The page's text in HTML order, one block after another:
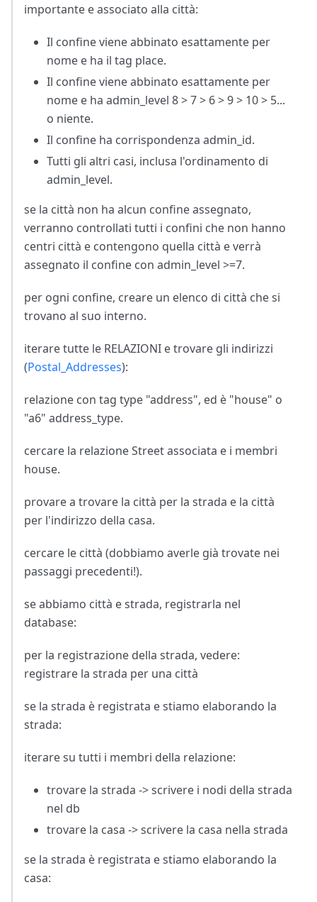
importante e associato alla città:
Il confine viene abbinato esattamente per
nome e ha il tag place.
Il confine viene abbinato esattamente per
nome e ha admin_level 8 > 7 > 6 > 9 > 10 > 5...
o niente.
Il confine ha corrispondenza admin_id.
Tutti gli altri casi, inclusa l'ordinamento di
admin_level.
se la città non ha alcun confine assegnato,
verranno controllati tutti i confini che non hanno
centri città e contengono quella città e verrà
assegnato il confine con admin_level >=7.
per ogni confine, creare un elenco di città che si
trovano al suo interno.
iterare tutte le RELAZIONI e trovare gli indirizzi
(Postal_Addresses):
relazione con tag type "address", ed è "house" o
"a6" address_type.
cercare la relazione Street associata e i membri
house.
provare a trovare la città per la strada e la città
per l'indirizzo della casa.
cercare le città (dobbiamo averle già trovate nei
passaggi precedenti!).
se abbiamo città e strada, registrarla nel
database:
per la registrazione della strada, vedere:
registrare la strada per una città
se la strada è registrata e stiamo elaborando la
strada:
iterare su tutti i membri della relazione:
trovare la strada -> scrivere i nodi della strada
nel db
trovare la casa -> scrivere la casa nella strada
se la strada è registrata e stiamo elaborando la
casa: